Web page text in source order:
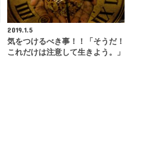
2019.1.5
気をつけるべき事！！「そうだ！
これだけは注意して生きよう。」